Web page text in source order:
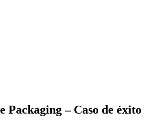
Packaging – Caso de éxito